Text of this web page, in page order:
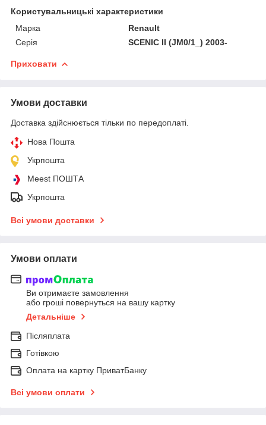
Користувальницькі характеристики
Марка
Renault
Серія
SCENIC II (JM0/1_) 2003-
Приховати
Умови доставки
Доставка здійснюється тільки по передоплаті.
Нова Пошта
Укрпошта
Meest ПОШТА
Укрпошта
Всі умови доставки
Умови оплати
Ви отримаєте замовлення
або гроші повернуться на вашу картку
Детальніше
Післяплата
Готівкою
Оплата на картку ПриватБанку
Всі умови оплати